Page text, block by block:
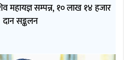
महायज्ञ सम्पन्न, १० लाख १४ हजार
दान सङ्कलन